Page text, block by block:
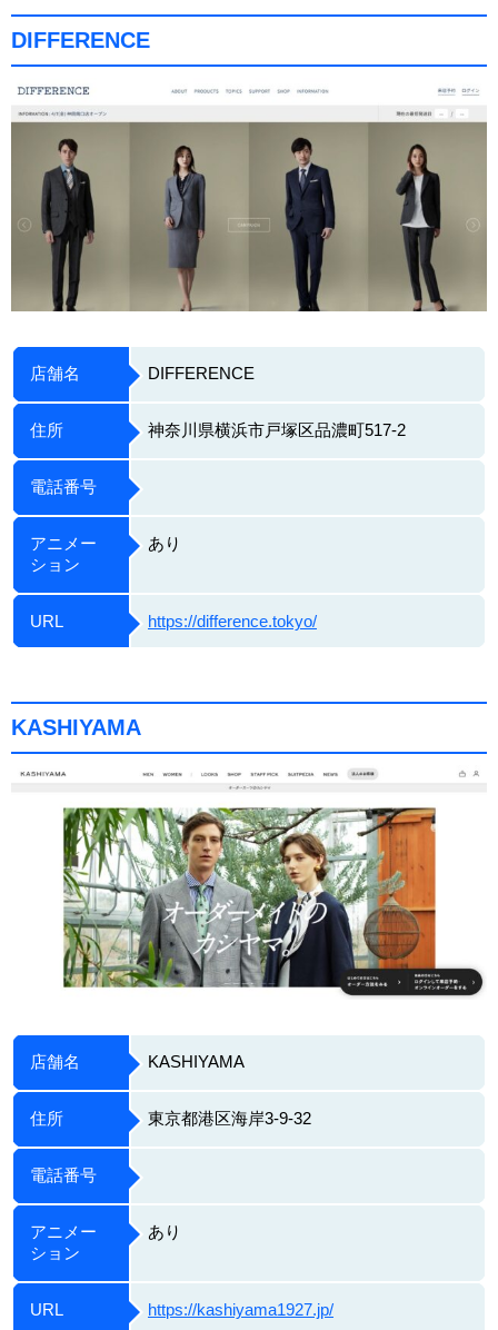
DIFFERENCE
店舗名 DIFFERENCE
住所 神奈川県横浜市戸塚区品濃町517-2
電話番号
アニメー
ション
あり
URL https://difference.tokyo/
KASHIYAMA
店舗名 KASHIYAMA
住所 東京都港区海岸3-9-32
電話番号
アニメー
ション
あり
URL https://kashiyama1927.jp/